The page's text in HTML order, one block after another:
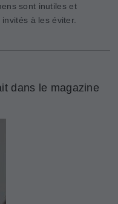
sont inutiles et
à les éviter.
dans le magazine